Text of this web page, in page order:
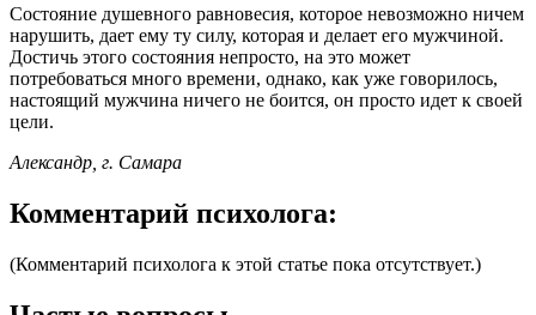
Состояние душевного равновесия, которое невозможно ничем
нарушить, дает ему ту силу, которая и делает его мужчиной.
Достичь этого состояния непросто, на это может
потребоваться много времени, однако, как уже говорилось,
настоящий мужчина ничего не боится, он просто идет к своей
цели.
Александр, г. Самара
Комментарий психолога:
(Комментарий психолога к этой статье пока отсутствует.)